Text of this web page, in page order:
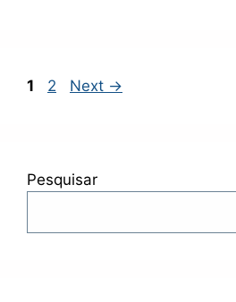
Page
1 Page
2 Next →
Pesquisar